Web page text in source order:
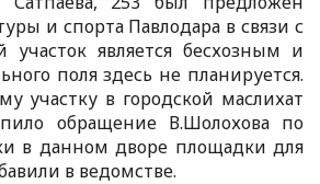
и спорта Павлодара в связи с
является бесхозным и
поля здесь не планируется.
участку в городской маслихат
обращение В.Шолохова по
в данном дворе площадки для
в ведомстве.